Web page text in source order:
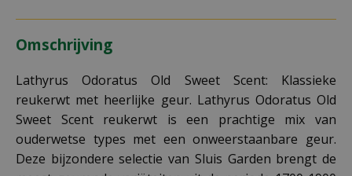
Omschrijving
Lathyrus Odoratus Old Sweet Scent: Klassieke
reukerwt met heerlijke geur. Lathyrus Odoratus Old
Sweet Scent reukerwt is een prachtige mix van
ouderwetse types met een onweerstaanbare geur.
Deze bijzondere selectie van Sluis Garden brengt de